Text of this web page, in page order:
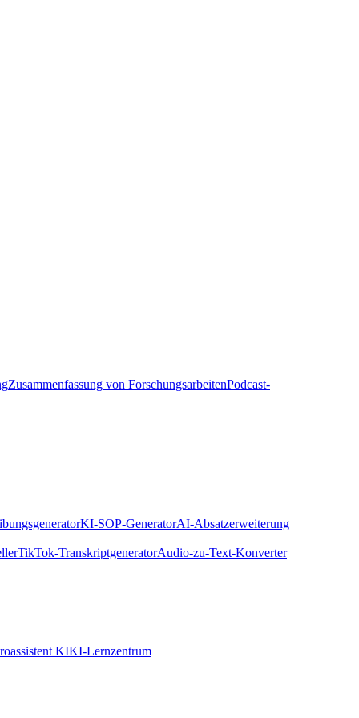
Zusammenfassung von ForschungsarbeitenPodcast-
KI-SOP-GeneratorAI-Absatzerweiterung
TikTok-TranskriptgeneratorAudio-zu-Text-Konverter
KIKI-Lernzentrum